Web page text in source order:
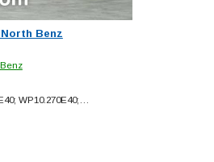
Benz
WP10.270E40;…